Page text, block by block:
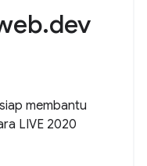
membantu
LIVE 2020